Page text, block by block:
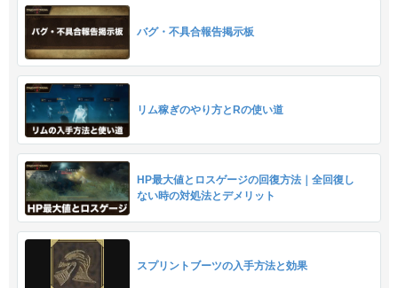
バグ・不具合報告掲示板
リム稼ぎのやり方とRの使い道
HP最大値とロスゲージの回復方法｜全回復し
ない時の対処法とデメリット
スプリントブーツの入手方法と効果